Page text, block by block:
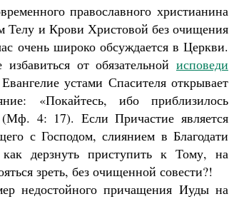
православного христианина
Телу и Крови Христовой без очищения
очень широко обсуждается в Церкви.
от обязательной исповеди
устами Спасителя открывает
«Покайтесь, ибо приблизилось
4: 17). Если Причастие является
с Господом, слиянием в Благодати
дерзнуть приступить к Тому, на
зреть, без очищенной совести?!
недостойного причащения Иуды на